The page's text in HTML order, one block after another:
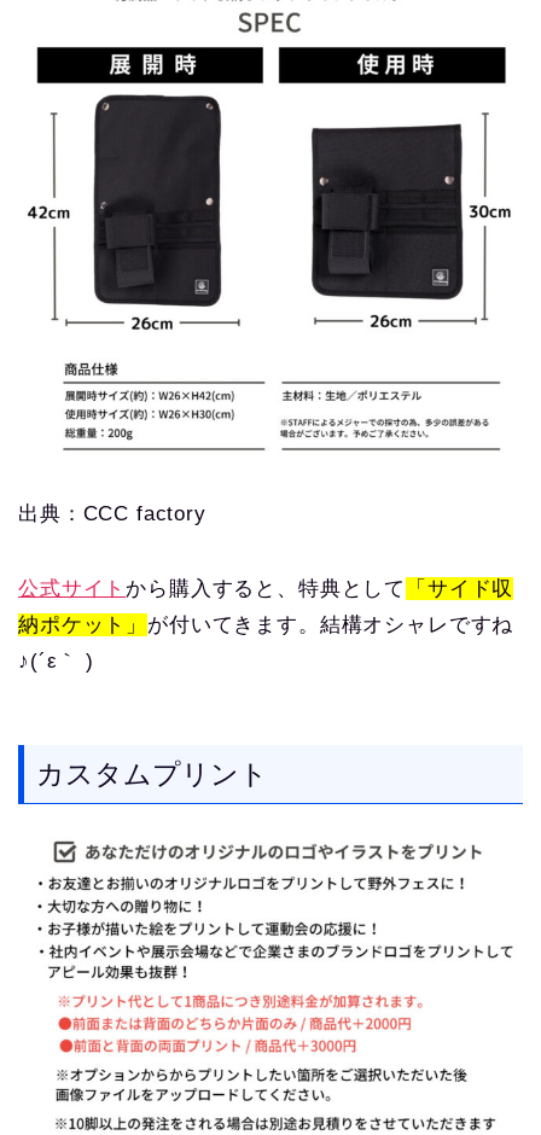
出典：CCC factory
公式サイト から購入すると、特典として
「サイド収
納ポケット」 が付いてきます。結構オシャレですね
♪(´ε｀ )
カスタムプリント